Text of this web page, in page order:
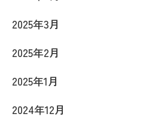
2025年3月
2025年2月
2025年1月
2024年12月